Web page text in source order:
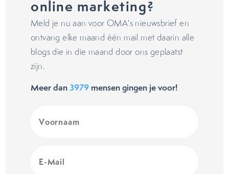
online marketing?
Meld je nu aan voor OMA's nieuwsbrief en
ontvang elke maand één mail met daarin alle
blogs die in die maand door ons geplaatst
zijn.
Meer dan3979 mensen gingen je voor!
(Vereist)
Mail